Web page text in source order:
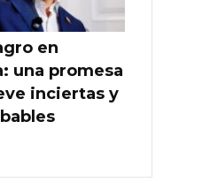
en
una promesa
inciertas y